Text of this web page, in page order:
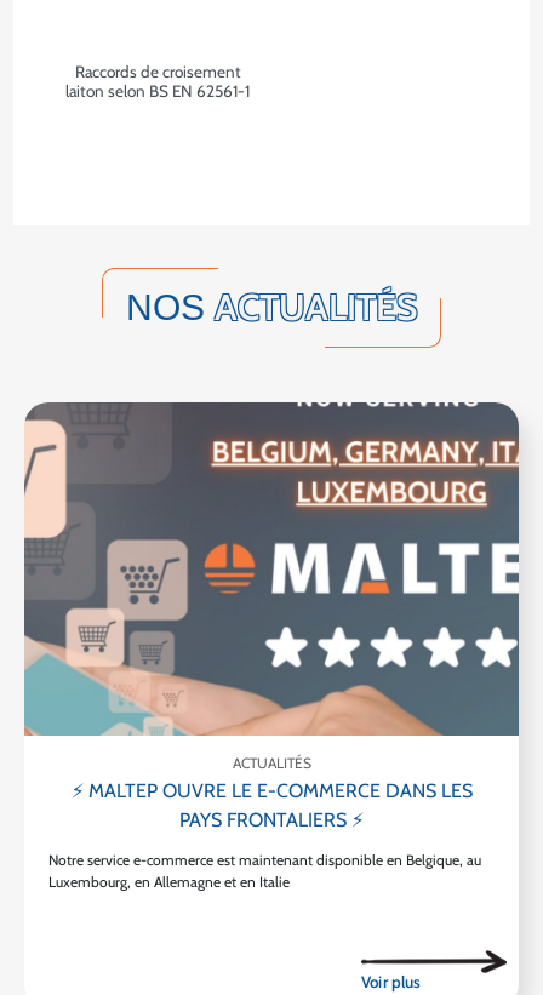
Raccords de croisement
laiton selon BS EN 62561-1
NOSACTUALITÉS
ACTUALITÉS
⚡ MALTEP OUVRE LE E-COMMERCE DANS LES
PAYS FRONTALIERS ⚡
Notre service e-commerce est maintenant disponible en Belgique, au
Luxembourg, en Allemagne et en Italie